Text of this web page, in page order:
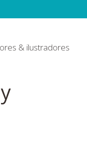
& ilustradores